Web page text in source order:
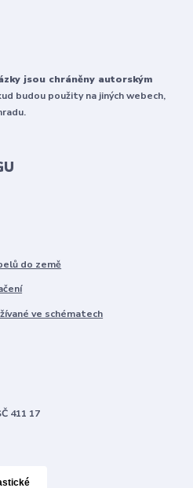
jsou chráněny autorským
budou použity na jiných webech,
do země
ve schématech
411 17